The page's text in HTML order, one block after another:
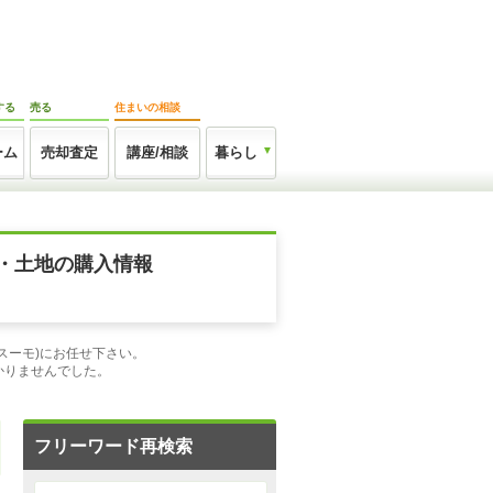
る
ム
売る
売却査定
住まいの相談
講座/相談 暮らし
地の購入情報
モ)にお任せ下さい。
ませんでした。
フリーワード再検索